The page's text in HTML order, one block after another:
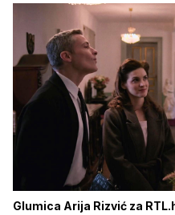
Glumica Arija Rizvić za